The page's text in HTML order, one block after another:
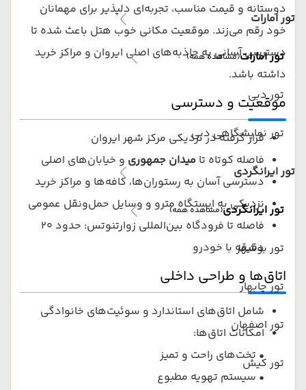
تور امارات
تور امارات(مشاهده همه)
تور دبی
تور نمایشگاهی دبی
تور ایرانگردی
تور ایرانگردی(مشاهده همه)
تور بوشهر
تور چابهار
تور اصفهان
تور کیش
دوستانه و قیمت مناسب، تجربه‌ای دلپذیر برای مهمانان
خود رقم می‌زند. موقعیت مکانی خوب هتل باعث شده تا
دسترسی آسانی به جاذبه‌های اصلی ایروان و مراکز خرید
داشته باشد.
موقعیت و دسترسی
قرار گرفته در نزدیکی مرکز شهر ایروان
فاصله کوتاه تا میدان جمهوری و خیابان‌های اصلی
دسترسی آسان به رستوران‌ها، کافه‌ها و مراکز خرید
نزدیکی به ایستگاه مترو و وسایل حمل‌ونقل عمومی
فاصله تا فرودگاه بین‌المللی زوارتنوتس: حدود ۲۰
دقیقه با خودرو
اتاق‌ها و طراحی داخلی
شامل اتاق‌های استاندارد و سوئیت‌های خانوادگی
امکانات اتاق‌ها:
• تخت‌های راحت و تمیز
• سیستم تهویه مطبوع